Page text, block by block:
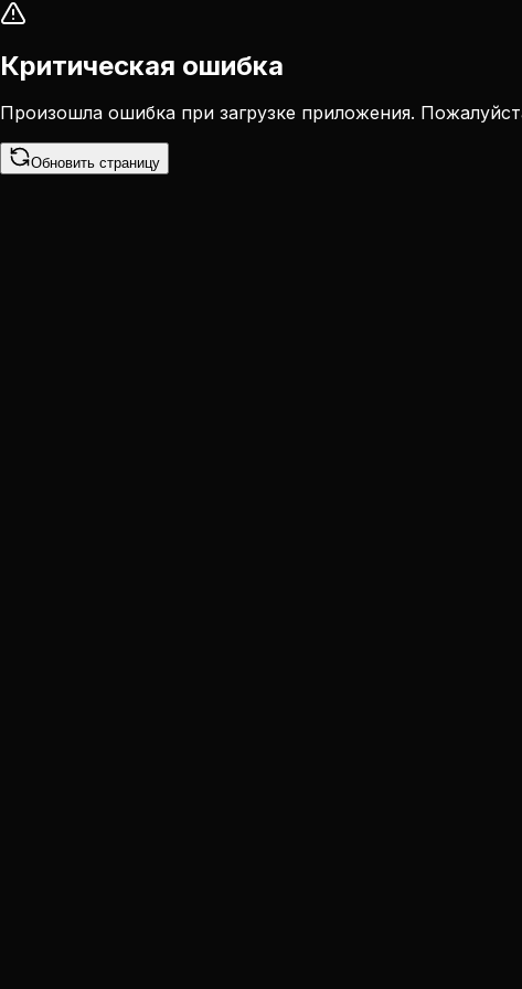
Критическая ошибка
Произошла ошибка при загрузке приложения.
Обновить страницу